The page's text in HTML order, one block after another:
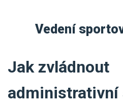
Daňová
Fakturace
Online
Ceník
Vedení
Jak zvládnout
administrativní